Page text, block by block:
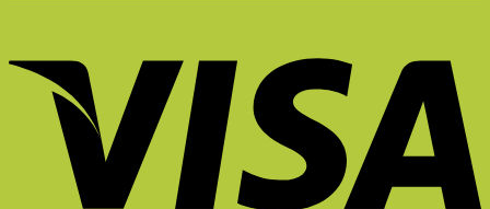
ทำการ
บ้าน
บ้าน
ยัง
มี
ชีวิต
ขึ้น?
Unexpected
Theory
เก้าอี้
สำคัญ
ต่อ
นั่ง
ยัง
ไง
ไม่
ให้
ล้า?
เก้าอี้
เพื่อ
สุขภาพ
คุ้ม